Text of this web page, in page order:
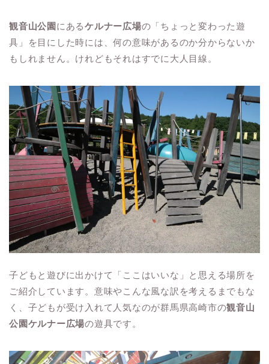
観音山公園 にあるケルナー広場の「ちょっと変わった遊
具」を目にした時には、何の意味があるのか分からないか
もしれません。けれどもそれはすでに大人目線。
子どもと遊びに出かけて「ここはいいな」と思える場所を
ご紹介しています。意味やこんな風な訳を考えるまでもな
く、子どもが受け入れて人気なのが群馬県高崎市の観音山
公園ケルナー広場の遊具です。